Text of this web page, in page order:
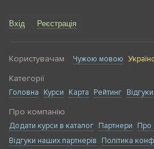
Вхід Реєстрація
Користувачам Чужою мовою
Категорії
Головна Курси Карта Рейтинг Відгуки
Про компанію
Додати курси в каталог Партнери Про
Відгуки наших партнерів
Політика